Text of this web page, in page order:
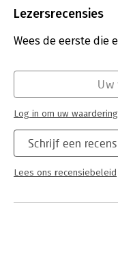
nemen. Dit boek is
Uitgever:
Verschijningsdatum:
Lezersrecensies
Wees de eerste die
Schrijf een
Lees ons recensiebeleid
Uw
Log in om uw